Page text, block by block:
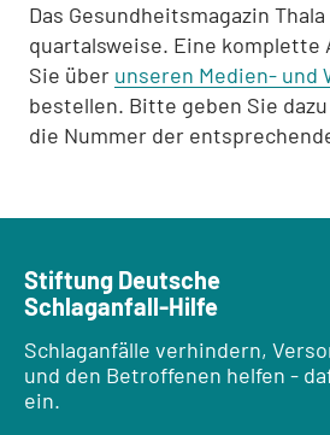
Das Gesundheitsmagazin
quartalsweise. Eine komplette
Sie über unseren Medien- und
bestellen. Bitte geben Sie
die Nummer der
Stiftung Deutsche
Schlaganfall-Hilfe
Schlaganfälle verhindern,
und den Betroffenen helfen -
ein.